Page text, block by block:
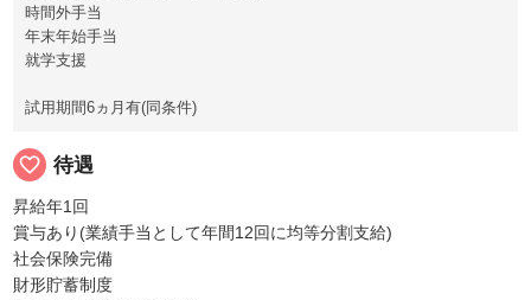
時間外手当
年末年始手当
就学支援
試用期間6ヵ月有(同条件)
favorite_border 待遇
昇給年1回
賞与あり(業績手当として年間12回に均等分割支給)
社会保険完備
財形貯蓄制度